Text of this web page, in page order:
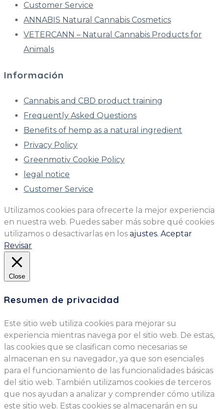
Customer Service
ANNABIS Natural Cannabis Cosmetics
VETERCANN – Natural Cannabis Products for
Animals
Información
Cannabis and CBD product training
Frequently Asked Questions
Benefits of hemp as a natural ingredient
Privacy Policy
Greenmotiv Cookie Policy
legal notice
Customer Service
Utilizamos cookies para ofrecerte la mejor experiencia
en nuestra web. Puedes saber más sobre qué cookies
utilizamos o desactivarlas en los ajustes. Aceptar
Revisar
Close
Resumen de privacidad
Este sitio web utiliza cookies para mejorar su
experiencia mientras navega por el sitio web. De estas,
las cookies que se clasifican como necesarias se
almacenan en su navegador, ya que son esenciales
para el funcionamiento de las funcionalidades básicas
del sitio web. También utilizamos cookies de terceros
que nos ayudan a analizar y comprender cómo utiliza
este sitio web. Estas cookies se almacenarán en su